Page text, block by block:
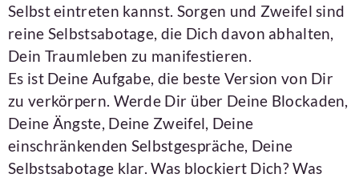
Selbst eintreten kannst. Sorgen und Zweifel sind
reine Selbstsabotage, die Dich davon abhalten,
Dein Traumleben zu manifestieren.
Es ist Deine Aufgabe, die beste Version von Dir
zu verkörpern. Werde Dir über Deine Blockaden,
Deine Ängste, Deine Zweifel, Deine
einschränkenden Selbstgespräche, Deine
Selbstsabotage klar. Was blockiert Dich? Was